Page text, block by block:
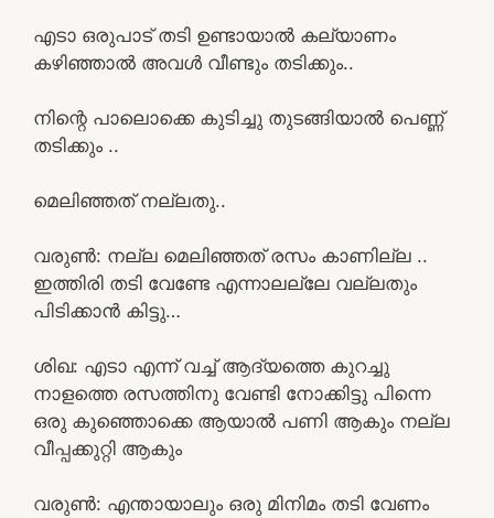
എടാ ഒരുപാട് തടി ഉണ്ടായാൽ കല്യാണം
കഴിഞ്ഞാൽ അവൾ വീണ്ടും തടിക്കും..
നിന്റെ പാലൊക്കെ കുടിച്ചു തുടങ്ങിയാൽ പെണ്ണ്
തടിക്കും ..
മെലിഞ്ഞത് നല്ലതു..
വരുൺ: നല്ല മെലിഞ്ഞത് രസം കാണില്ല ..
ഇത്തിരി തടി വേണ്ടേ എന്നാലല്ലേ വല്ലതും
പിടിക്കാൻ കിട്ടു…
ശിഖ: എടാ എന്ന് വച്ച് ആദ്യത്തെ കുറച്ചു
നാളത്തെ രസത്തിനു വേണ്ടി നോക്കിട്ടു പിന്നെ
ഒരു കുഞ്ഞൊക്കെ ആയാൽ പണി ആകും നല്ല
വീപ്പക്കുറ്റി ആകും
വരുൺ: എന്തായാലും ഒരു മിനിമം തടി വേണം